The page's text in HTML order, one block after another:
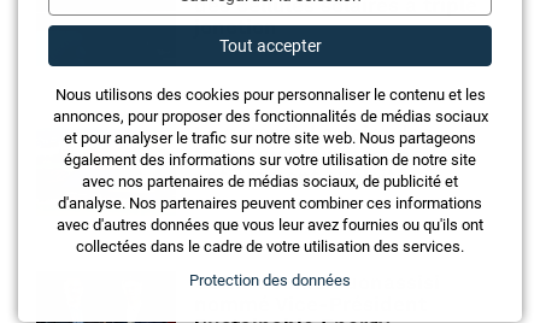
des cellules solaires à triple
jonction
Le potentiel solaire des
toits suisses presque
entièrement exploité
CSEM : Tonio Buonassisi
Tout accepter
Nous utilisons des cookies pour personnaliser le contenu et les
annonces, pour proposer des fonctionnalités de médias sociaux
et pour analyser le trafic sur notre site web. Nous partageons
également des informations sur votre utilisation de notre site
avec nos partenaires de médias sociaux, de publicité et
d'analyse. Nos partenaires peuvent combiner ces informations
avec d'autres données que vous leur avez fournies ou qu'ils ont
collectées dans le cadre de votre utilisation des services.
Protection des données